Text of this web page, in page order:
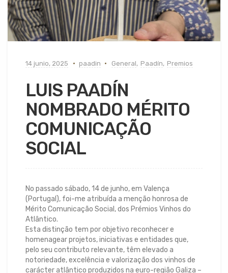
14 junio, 2025 paadin General, Paadín, Premios
LUIS PAADÍN
NOMBRADO MÉRITO
COMUNICAÇÃO
SOCIAL
No passado sábado, 14 de junho, em Valença
(Portugal), foi-me atribuída a menção honrosa de
Mérito Comunicação Social, dos Prémios Vinhos do
Atlântico.
Esta distinção tem por objetivo reconhecer e
homenagear projetos, iniciativas e entidades que,
pelo seu contributo relevante, têm elevado a
notoriedade, excelência e valorização dos vinhos de
carácter atlântico produzidos na euro-região Galiza –